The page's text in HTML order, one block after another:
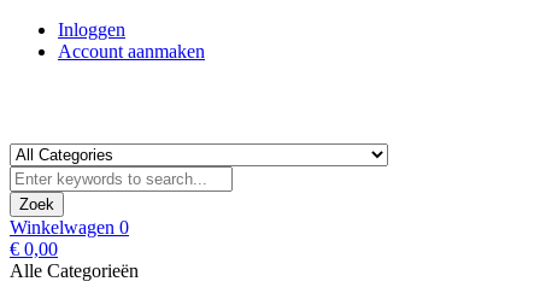
Inloggen
Account aanmaken
Zoek
Winkelwagen 0
€ 0,00
Alle Categorieën